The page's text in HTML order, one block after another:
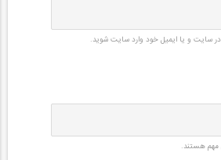
در سایت و یا ایمیل خود وارد سایت شوید.
مهم هستند.